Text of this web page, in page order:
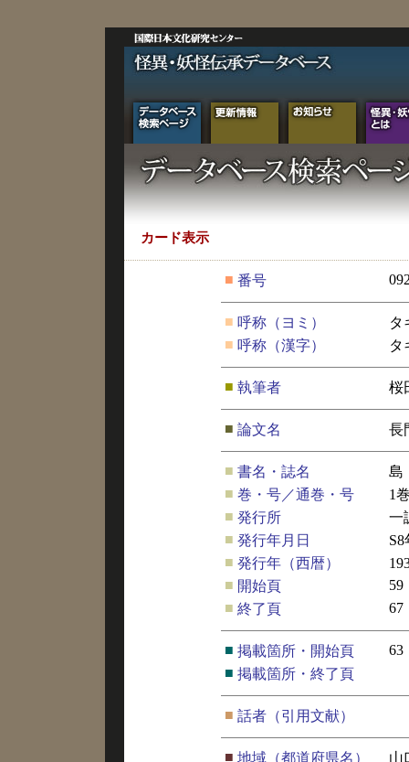
カード表示
■ 番号
■ 呼称（ヨミ）
タ
■ 呼称（漢字） タ
■ 執筆者 桜
■ 論文名 長
■ 書名・誌名
島
■ 巻・号／通巻・号
1
■ 発行所
一
■ 発行年月日
■ 発行年（西暦）
■ 開始頁
59
■ 終了頁 67
■ 掲載箇所・開始頁
63
■ 掲載箇所・終了頁
■ 話者（引用文献）
■ 地域（都道府県名）
山